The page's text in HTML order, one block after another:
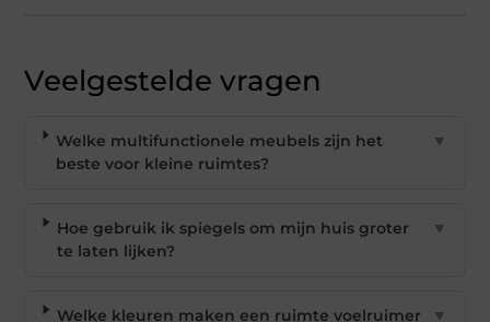
Veelgestelde vragen
Welke multifunctionele meubels zijn het
beste voor kleine ruimtes?
▼
Hoe gebruik ik spiegels om mijn huis groter
te laten lijken?
▼
Welke kleuren maken een ruimte voelruimer ▼